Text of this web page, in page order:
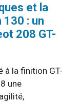
et la
: un
208 GT-
à la finition GT-
une